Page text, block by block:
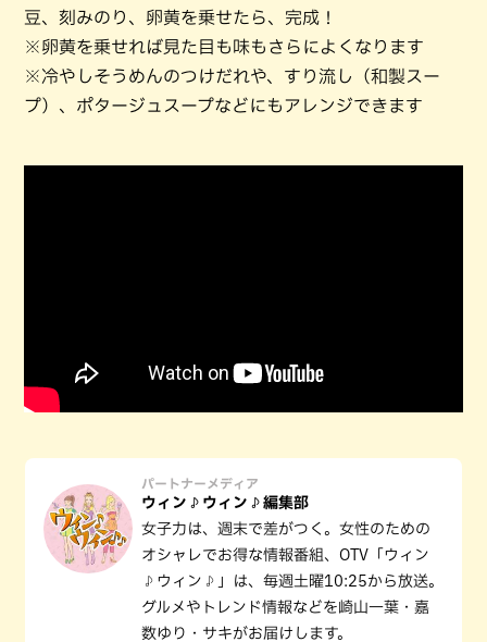
豆、刻みのり、卵黄を乗せたら、完成！
※卵黄を乗せれば見た目も味もさらによくなります
※冷やしそうめんのつけだれや、すり流し（和製スー
プ）、ポタージュスープなどにもアレンジできます
パートナーメディア
ウィン♪ウィン♪編集部
女子力は、週末で差がつく。女性のための
オシャレでお得な情報番組、OTV「ウィン
♪ウィン♪」は、毎週土曜10:25から放送。
グルメやトレンド情報などを崎山一葉・嘉
数ゆり・サキがお届けします。